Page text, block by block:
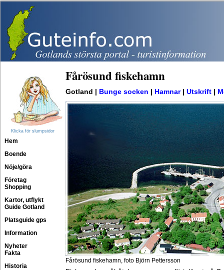
Klicka för slumpsidor
Hem
Boende
Nöje/göra
Företag
Shopping
Kartor, utflykt
Guide Gotland
Platsguide gps
Information
Nyheter
Fakta
Historia
Fårösund fiskehamn
Gotland | Bunge socken Hamnar| Utskrift
Fårösund fiskehamn, foto Björn Pettersson